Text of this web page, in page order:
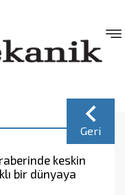
keskin
bir dünyaya
Geri